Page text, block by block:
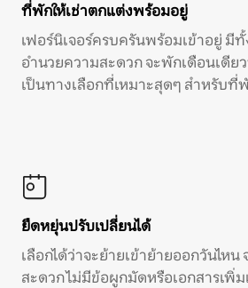
ที่พักให้เช่าตกแต่งพร้อมอยู่
เฟอร์นิเจอร์ครบครันพร้อมเข้าอยู่ มี
อำนวยความสะดวก จะพักเดือนเดีย
เป็นทางเลือกที่เหมาะสุดๆ สำหรับที่
ยืดหยุ่นปรับเปลี่ยนได้
เลือกได้ว่าจะย้ายเข้าย้ายออกวันไห
สะดวก ไม่มีข้อผูกมัดหรือเอกสารเพิ่